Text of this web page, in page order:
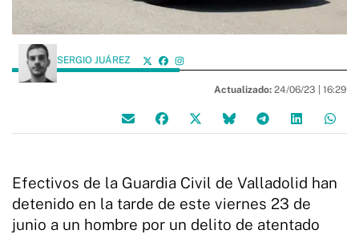
SERGIO JUÁREZ
Actualizado: 24/06/23 | 16:29
Efectivos de la Guardia Civil de Valladolid han
detenido en la tarde de este viernes 23 de
junio a un hombre por un delito de atentado